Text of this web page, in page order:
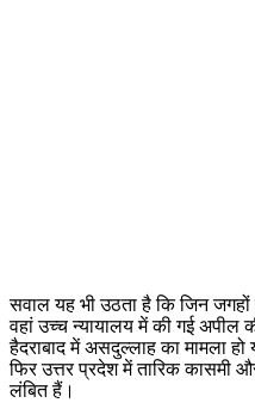
सवाल यह भी उठता है कि जिन
वहां उच्च न्यायालय में की गई अपील
हैदराबाद में असदुल्लाह का मामला
फिर उत्तर प्रदेश में तारिक कासमी
लंबित हैं।